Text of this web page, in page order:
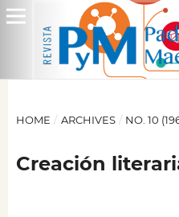
HOME / ARCHIVES / NO. 10
Creación